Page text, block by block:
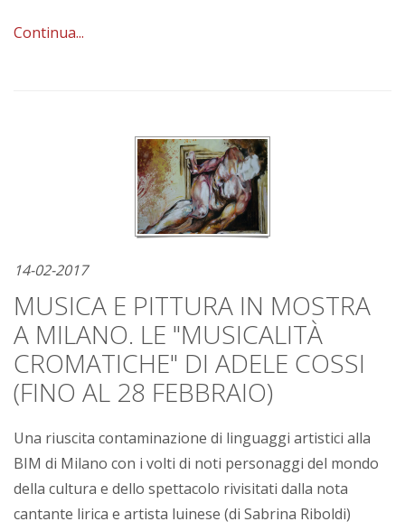
Continua...
14-02-2017
MUSICA E PITTURA IN MOSTRA
A MILANO. LE "MUSICALITÀ
CROMATICHE" DI ADELE COSSI
(FINO AL 28 FEBBRAIO)
Una riuscita contaminazione di linguaggi artistici alla
BIM di Milano con i volti di noti personaggi del mondo
della cultura e dello spettacolo rivisitati dalla nota
cantante lirica e artista luinese (di Sabrina Riboldi)